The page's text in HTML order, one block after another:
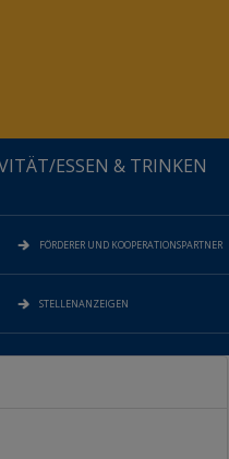
ESSEN & TRINKEN
FÖRDERER UND KOOPERATIONSPARTNER
STELLENANZEIGEN